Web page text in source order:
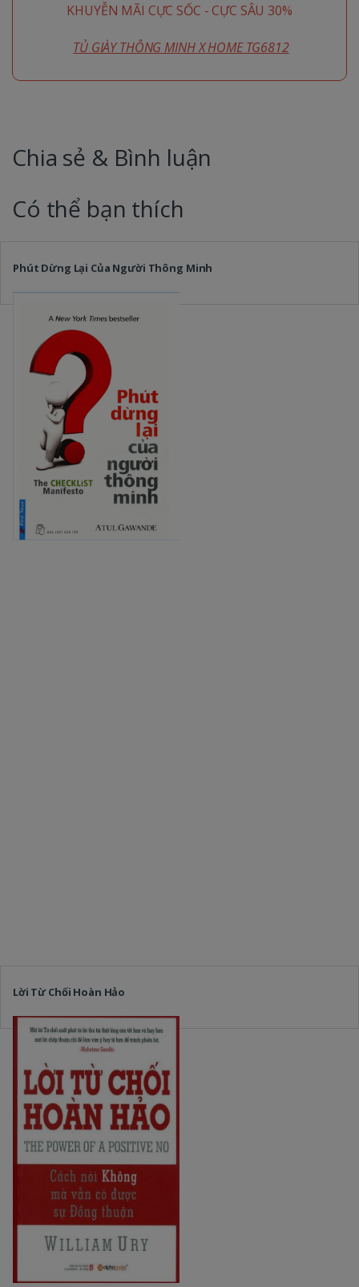
KHUYỄN MÃI CỰC SỐC - CỰC SÂU 30%
TỦ GIÀY THÔNG MINH X HOME TG6812
Chia sẻ & Bình luận
Có thể bạn thích
Phút Dừng Lại Của Người Thông Minh
Lời Từ Chối Hoàn Hảo